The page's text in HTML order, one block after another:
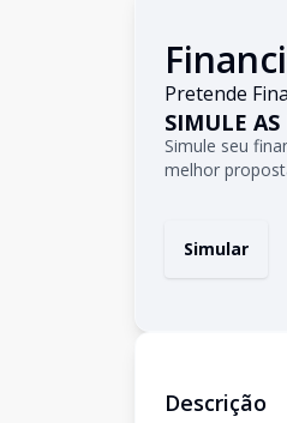
Pretende
SIMULE
Simule seu
melhor
Simular
Descrição